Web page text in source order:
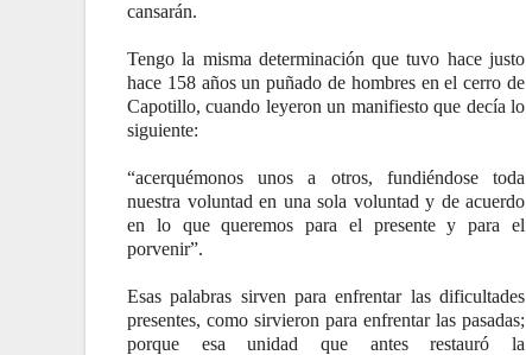
cansarán.
Tengo la misma determinación que tuvo hace justo
hace 158 años un puñado de hombres en el cerro de
Capotillo, cuando leyeron un manifiesto que decía lo
siguiente:
“acerquémonos unos a otros, fundiéndose toda
nuestra voluntad en una sola voluntad y de acuerdo
en lo que queremos para el presente y para el
porvenir”.
Esas palabras sirven para enfrentar las dificultades
presentes, como sirvieron para enfrentar las pasadas;
porque esa unidad que antes restauró la